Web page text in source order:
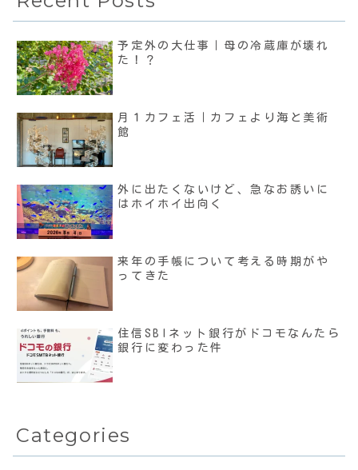
予定外の大仕事｜母の冷蔵庫が壊れ
た！？
月１カフェ活｜カフェより海と美術
館
外に出たくないけど、急なお誘いに
はホイホイ出向く
来年の手帳について考える時期がや
ってきた
住信SBIネット銀行がドコモなんたら
銀行に変わった件
Categories